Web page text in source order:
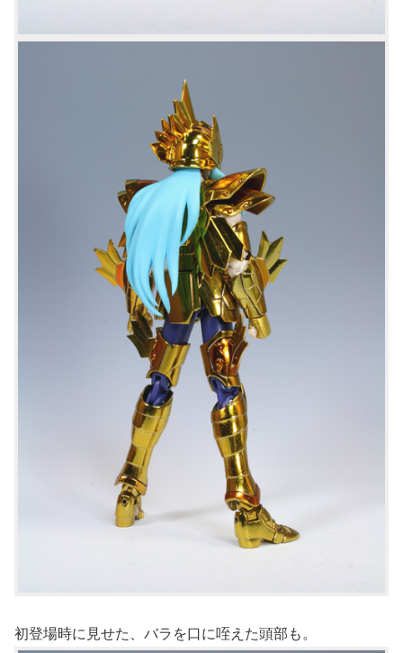
初登場時に見せた、バラを口に咥えた頭部も。